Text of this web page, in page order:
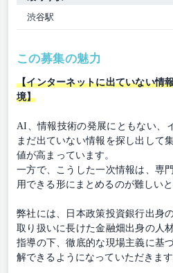
渋谷駅
この募集の魅力
【インターネットに出ていない情
境】
AI、情報技術の発展にともない、
まだ出ていない情報を探し出して
値が高まっています。
一方で、こうした一次情報は、専
用できる形にまとめるのが難しい
弊社には、日本政策投資銀行出身
取り扱いに長けた金融畑出身の人
指導の下、徹底的な現場主義に基
解できるようになっていただきます